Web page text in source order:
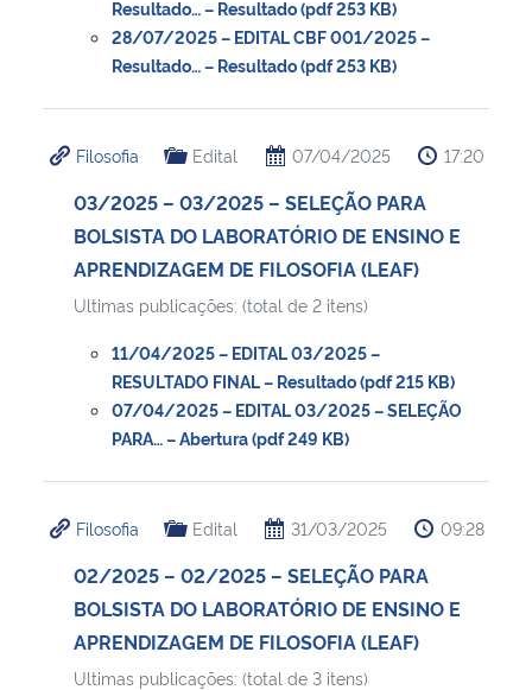
Resultado… – Resultado (pdf 253 KB)
28/07/2025 – EDITAL CBF 001/2025 –
Resultado… – Resultado (pdf 253 KB)
Filosofia Edital 07/04/2025 17:20
03/2025 – 03/2025 – SELEÇÃO PARA
BOLSISTA DO LABORATÓRIO DE ENSINO E
APRENDIZAGEM DE FILOSOFIA (LEAF)
Ultimas publicações: (total de 2 itens)
11/04/2025 – EDITAL 03/2025 –
RESULTADO FINAL – Resultado (pdf 215 KB)
07/04/2025 – EDITAL 03/2025 – SELEÇÃO
PARA… – Abertura (pdf 249 KB)
Filosofia Edital 31/03/2025 09:28
02/2025 – 02/2025 – SELEÇÃO PARA
BOLSISTA DO LABORATÓRIO DE ENSINO E
APRENDIZAGEM DE FILOSOFIA (LEAF)
Ultimas publicações: (total de 3 itens)